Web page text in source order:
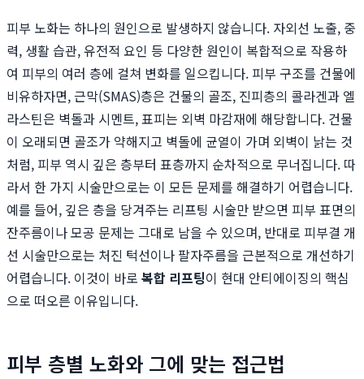
피부 노화는 하나의 원인으로 발생하지 않습니다. 자외선 노출, 중
력, 생활 습관, 유전적 요인 등 다양한 원인이 복합적으로 작용하
여 피부의 여러 층에 걸쳐 변화를 일으킵니다. 피부 구조를 건물에
비유하자면, 근막(SMAS)층은 건물의 골조, 진피층의 콜라겐과 엘
라스틴은 벽돌과 시멘트, 표피는 외벽 마감재에 해당합니다. 건물
이 오래되면 골조가 약해지고 벽돌에 균열이 가며 외벽이 낡는 것
처럼, 피부 역시 깊은 층부터 표층까지 순차적으로 무너집니다. 따
라서 한 가지 시술만으로는 이 모든 문제를 해결하기 어렵습니다.
예를 들어, 깊은 층을 당겨주는 리프팅 시술만 받으면 피부 표면의
잔주름이나 모공 문제는 그대로 남을 수 있으며, 반대로 피부결 개
선 시술만으로는 처진 턱선이나 팔자주름을 근본적으로 개선하기
어렵습니다. 이것이 바로 복합 리프팅이 현대 안티에이징의 핵심
으로 떠오른 이유입니다.
피부 층별 노화와 그에 맞는 접근법